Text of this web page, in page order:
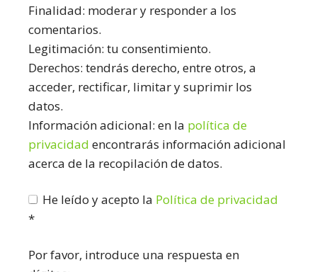
Finalidad: moderar y responder a los
comentarios.
Legitimación: tu consentimiento.
Derechos: tendrás derecho, entre otros, a
acceder, rectificar, limitar y suprimir los
datos.
Información adicional: en la política de
privacidad encontrarás información adicional
acerca de la recopilación de datos.
He leído y acepto la Política de privacidad
*
Por favor, introduce una respuesta en